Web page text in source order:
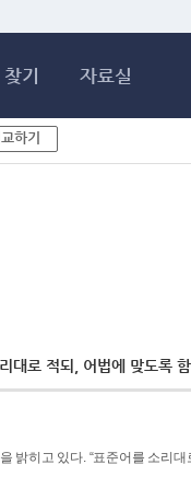
기 자료실
하기
대로 적되, 어법에 맞도록
밝히고 있다. “표준어를 소리